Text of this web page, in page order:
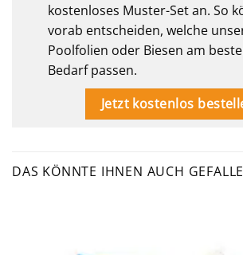
kostenloses Muster-Set an. So
vorab entscheiden, welche
Poolfolien oder Biesen am
Bedarf passen.
Jetzt kostenlos
DAS KÖNNTE IHNEN AUCH